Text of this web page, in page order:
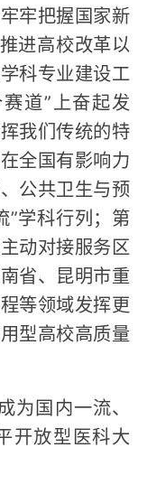
牢把握国家新
进高校改革以
科专业建设工
道”上奋起发
我们传统的特
全国有影响力
公共卫生与预
”学科行列；第
动对接服务区
省、昆明市重
等领域发挥更
型高校高质量
国内一流、
开放型医科大